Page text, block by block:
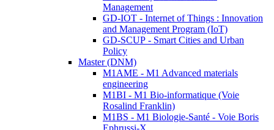
Management
GD-IOT - Internet of Things : Innovation
and Management Program (IoT)
GD-SCUP - Smart Cities and Urban
Policy
Master (DNM)
M1AME - M1 Advanced materials
engineering
M1BI - M1 Bio-informatique (Voie
Rosalind Franklin)
M1BS - M1 Biologie-Santé - Voie Boris
Ephrussi-X